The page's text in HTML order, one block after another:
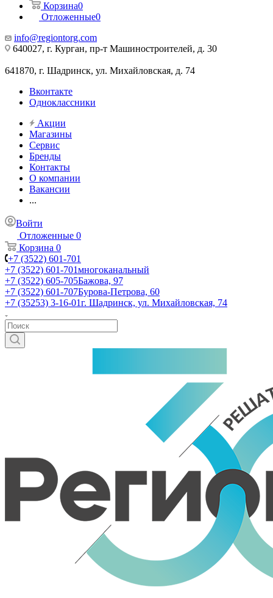
Корзина0
Отложенные0
info@regiontorg.com
640027, г. Курган, пр-т Машиностроителей, д. 30
641870, г. Шадринск, ул. Михайловская, д. 74
Вконтакте
Одноклассники
Акции
Магазины
Сервис
Бренды
Контакты
О компании
Вакансии
...
Войти
Отложенные 0
Корзина 0
+7 (3522) 601-701
+7 (3522) 601-701многоканальный
+7 (3522) 605-705Бажова, 97
+7 (3522) 601-707Бурова-Петрова, 60
+7 (35253) 3-16-01г. Шадринск, ул. Михайловская, 74